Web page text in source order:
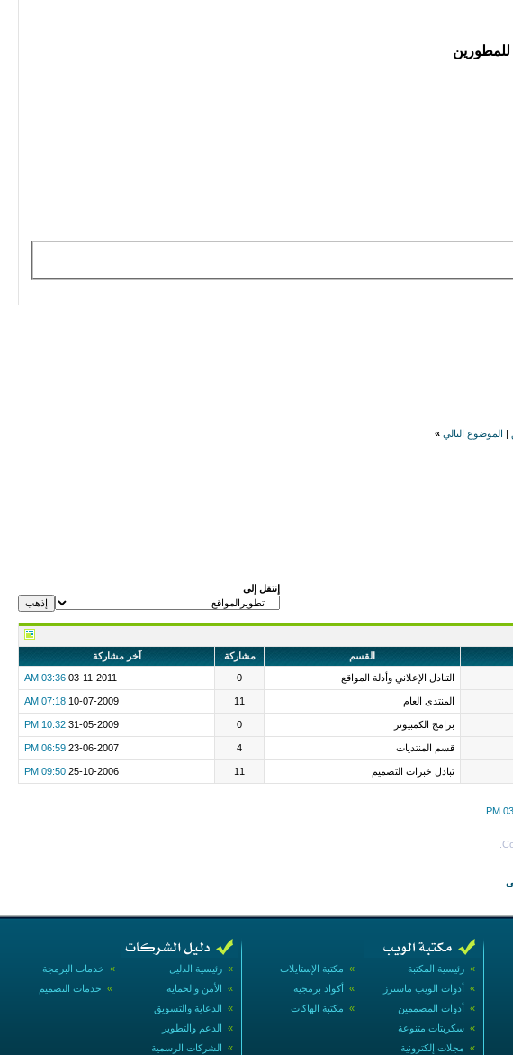
للمطورين
الموضوع التالي »
إنتقل إلى
القسم مشاركة
آخر مشاركة
التبادل الإعلاني وأدلة المواقع 0
03-11-2011
03:36 AM
المنتدى العام 11
10-07-2009
07:18 AM
برامج الكمبيوتر 0
31-05-2009
10:32 PM
قسم المنتديات 4
23-06-2007
06:59 PM
تبادل خبرات التصميم 11
25-10-2006
09:50 PM
» خدمات البرمجة » رئيسية الدليل
» خدمات التصميم » الأمن والحماية
» الدعاية والتسويق
» الدعم والتطوير
» الشركات الرسمية
» مكتبة الإستايلات » رئيسية المكتبة
» أكواد برمجية » أدوات الويب ماسترز
» مكتبة الهاكات » أدوات المصممين
» سكربتات متنوعة
» مجلات إلكترونية